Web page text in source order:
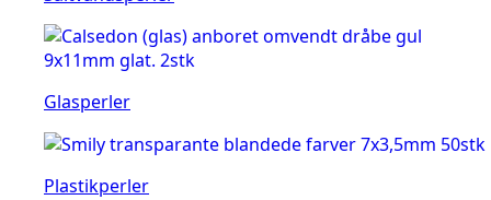
Glasperler
Plastikperler